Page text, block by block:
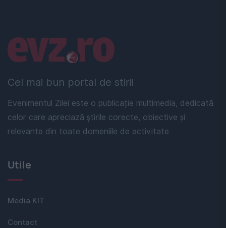
Cel mai bun portal de stiri!
Evenimentul Zilei este o publicație multimedia, dedicată
celor care apreciază știrile corecte, obiective și
relevante din toate domeniile de activitate
Linkuri utile
Utile
Media KIT
Contact